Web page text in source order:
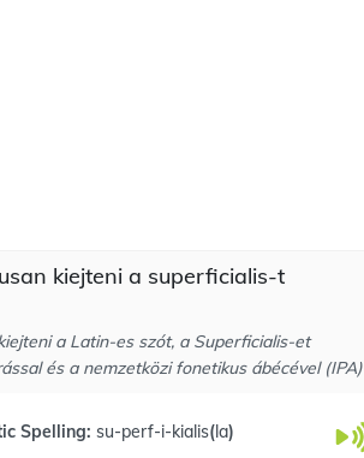
kiejteni a superficialis-t
a Latin-es szót, a Superficialis-et
és a nemzetközi fonetikus ábécével (IPA)
Spelling: su-perf-i-kialis(la)